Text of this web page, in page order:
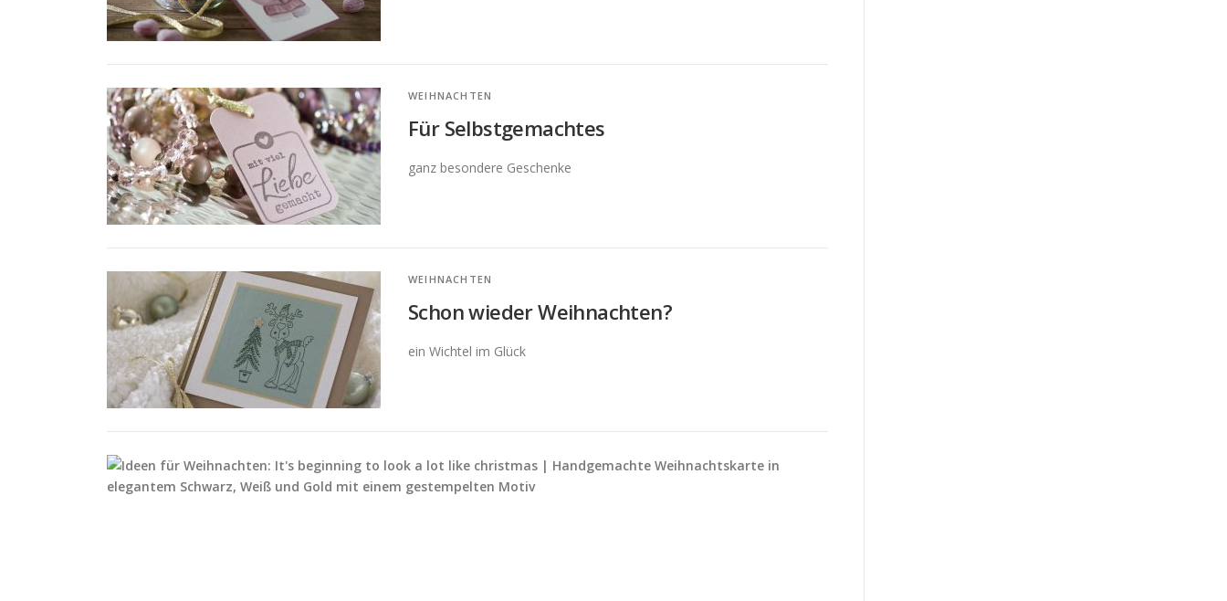
WEIHNACHTEN
Für Selbstgemachtes
ganz besondere Geschenke
WEIHNACHTEN
Schon wieder Weihnachten?
ein Wichtel im Glück